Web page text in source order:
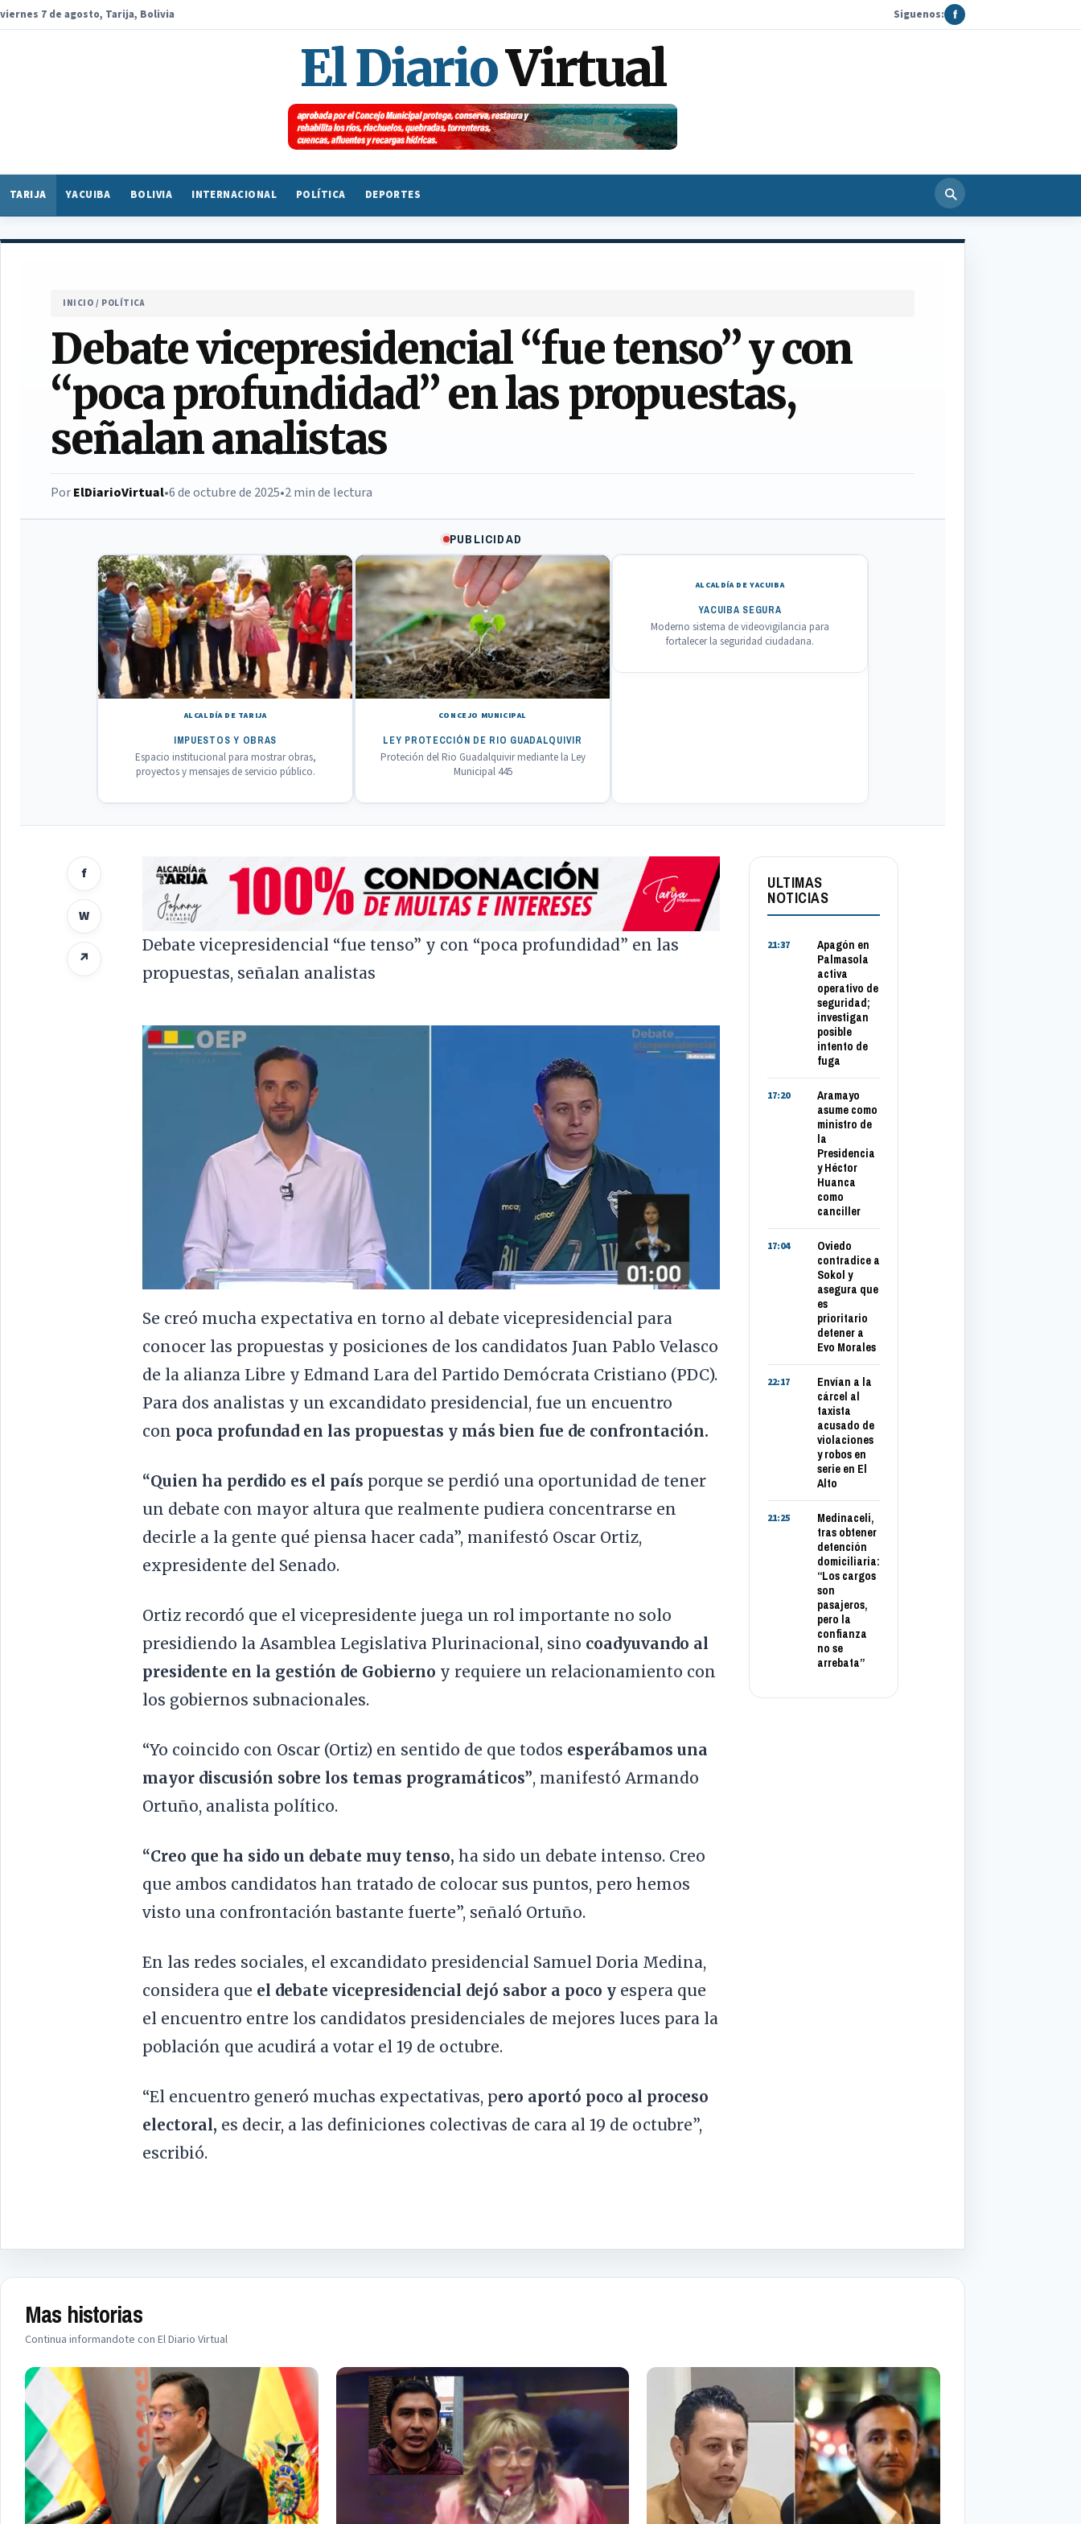
viernes 7 de agosto, Tarija, Bolivia Siguenos: f
El DiarioVirtual
TARIJA YACUIBA BOLIVIA INTERNACIONAL POLÍTICA DEPORTES
INICIO / POLÍTICA
Debate vicepresidencial “fue tenso” y con
“poca profundidad” en las propuestas,
señalan analistas
PorElDiarioVirtual•6 de octubre de 2025•2 min de lectura
PUBLICIDAD
ALCALDÍA DE TARIJA
IMPUESTOS Y OBRAS
Espacio institucional para mostrar obras,
proyectos y mensajes de servicio público.
CONCEJO MUNICIPAL
LEY PROTECCIÓN DE RIO GUADALQUIVIR
Proteción del Rio Guadalquivir mediante la Ley
Municipal 445
ALCALDÍA DE YACUIBA
YACUIBA SEGURA
Moderno sistema de videovigilancia para
fortalecer la seguridad ciudadana.
f
W
↗
Debate vicepresidencial “fue tenso” y con “poca profundidad” en las
propuestas, señalan analistas
Se creó mucha expectativa en torno al debate vicepresidencial para
conocer las propuestas y posiciones de los candidatos Juan Pablo Velasco
de la alianza Libre y Edmand Lara del Partido Demócrata Cristiano (PDC).
Para dos analistas y un excandidato presidencial, fue un encuentro
con poca profundad en las propuestas y más bien fue de confrontación.
“Quien ha perdido es el país porque se perdió una oportunidad de tener
un debate con mayor altura que realmente pudiera concentrarse en
decirle a la gente qué piensa hacer cada”, manifestó Oscar Ortiz,
expresidente del Senado.
Ortiz recordó que el vicepresidente juega un rol importante no solo
presidiendo la Asamblea Legislativa Plurinacional, sino coadyuvando al
presidente en la gestión de Gobierno y requiere un relacionamiento con
los gobiernos subnacionales.
“Yo coincido con Oscar (Ortiz) en sentido de que todos esperábamos una
mayor discusión sobre los temas programáticos”, manifestó Armando
Ortuño, analista político.
“Creo que ha sido un debate muy tenso, ha sido un debate intenso. Creo
que ambos candidatos han tratado de colocar sus puntos, pero hemos
visto una confrontación bastante fuerte”, señaló Ortuño.
En las redes sociales, el excandidato presidencial Samuel Doria Medina,
considera que el debate vicepresidencial dejó sabor a poco y espera que
el encuentro entre los candidatos presidenciales de mejores luces para la
población que acudirá a votar el 19 de octubre.
“El encuentro generó muchas expectativas, pero aportó poco al proceso
electoral, es decir, a las definiciones colectivas de cara al 19 de octubre”,
escribió.
ULTIMAS
NOTICIAS
21:37
Apagón en
Palmasola
activa
operativo de
seguridad;
investigan
posible
intento de
fuga
17:20
Aramayo
asume como
ministro de
la
Presidencia
y Héctor
Huanca
como
canciller
17:04
Oviedo
contradice a
Sokol y
asegura que
es
prioritario
detener a
Evo Morales
22:17
Envían a la
cárcel al
taxista
acusado de
violaciones
y robos en
serie en El
Alto
21:25
Medinaceli,
tras obtener
detención
domiciliaria:
“Los cargos
son
pasajeros,
pero la
confianza
no se
arrebata”
Mas historias
Continua informandote con El Diario Virtual